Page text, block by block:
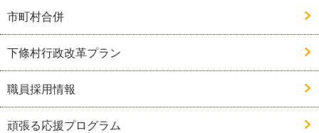
市町村合併
下條村行政改革プラン
職員採用情報
頑張る応援プログラム